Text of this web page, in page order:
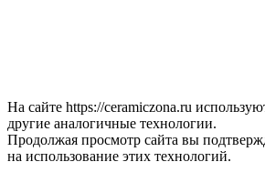
На сайте https://ceramiczona.ru
другие аналогичные технологии.
Продолжая просмотр сайта вы
на использование этих технологий.